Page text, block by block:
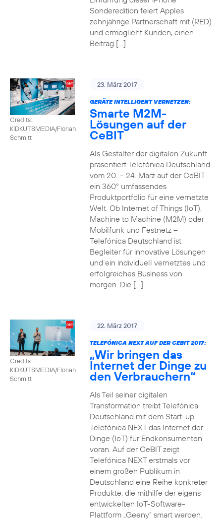
Sonderedition feiert Apples
zehnjährige Partnerschaft mit (RED)
und ermöglicht Kunden, einen
Beitrag […]
Credits:
KIDKUTSMEDIA/Florian
Schmitt
23. März 2017
GERÄTE INTELLIGENT VERNETZEN:
Smarte M2M-
Lösungen auf der
CeBIT
Als Gestalter der digitalen Zukunft
präsentiert Telefónica Deutschland
vom 20. – 24. März auf der CeBIT
ein 360° umfassendes
Produktportfolio für eine vernetzte
Welt. Ob Internet of Things (IoT),
Machine to Machine (M2M) oder
Mobilfunk und Festnetz –
Telefónica Deutschland ist
Begleiter für innovative Lösungen
und ein individuell vernetztes und
erfolgreiches Business von
morgen. Die […]
Credits:
KIDKUTSMEDIA/Florian
Schmitt
22. März 2017
TELEFÓNICA NEXT AUF DER CEBIT 2017:
„Wir bringen das
Internet der Dinge zu
den Verbrauchern“
Als Teil seiner digitalen
Transformation treibt Telefónica
Deutschland mit dem Start-up
Telefónica NEXT das Internet der
Dinge (IoT) für Endkonsumenten
voran. Auf der CeBIT zeigt
Telefónica NEXT erstmals vor
einem großen Publikum in
Deutschland eine Reihe konkreter
Produkte, die mithilfe der eigens
entwickelten IoT-Software-
Plattform „Geeny“ smart werden.